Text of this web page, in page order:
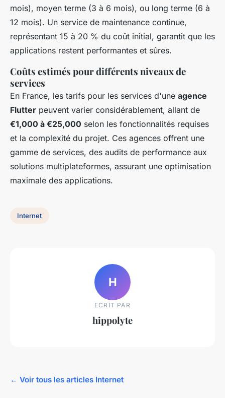
mois), moyen terme (3 à 6 mois), ou long terme (6 à
12 mois). Un service de maintenance continue,
représentant 15 à 20 % du coût initial, garantit que les
applications restent performantes et sûres.
Coûts estimés pour différents niveaux de
services
En France, les tarifs pour les services d'une agence
Flutter peuvent varier considérablement, allant de
€1,000 à €25,000 selon les fonctionnalités requises
et la complexité du projet. Ces agences offrent une
gamme de services, des audits de performance aux
solutions multiplateformes, assurant une optimisation
maximale des applications.
Internet
H
ECRIT PAR
hippolyte
← Voir tous les articles Internet